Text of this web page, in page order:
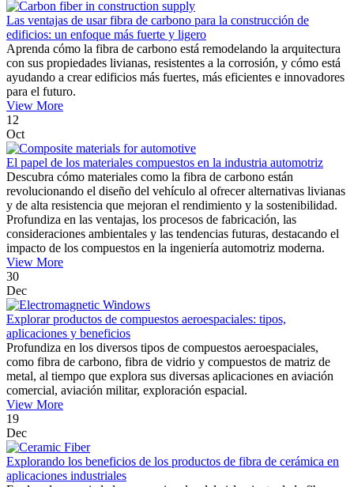
Las ventajas de usar fibra de carbono para la construcción de
edificios: un enfoque más fuerte y ligero
Aprenda cómo la fibra de carbono está remodelando la arquitectura
con sus propiedades livianas, resistentes a la corrosión, y cómo está
ayudando a crear edificios más fuertes, más eficientes e innovadores
para el futuro.
View More
12
Oct
El papel de los materiales compuestos en la industria automotriz
Descubra cómo materiales como la fibra de carbono están
revolucionando el diseño del vehículo al ofrecer alternativas livianas
y de alta resistencia que mejoran el rendimiento y la sostenibilidad.
Profundiza en las ventajas, los procesos de fabricación, las
consideraciones ambientales y las tendencias futuras, destacando el
impacto de los compuestos en la ingeniería automotriz moderna.
View More
30
Dec
Explorar productos de compuestos aeroespaciales: tipos,
aplicaciones y beneficios
Profundiza en los diversos tipos de compuestos aeroespaciales,
como fibra de carbono, fibra de vidrio y compuestos de matriz de
metal, al tiempo que explora sus diversas aplicaciones en aviación
comercial, aviación militar, exploración espacial.
View More
19
Dec
Explorando los beneficios de los productos de fibra de cerámica en
aplicaciones industriales